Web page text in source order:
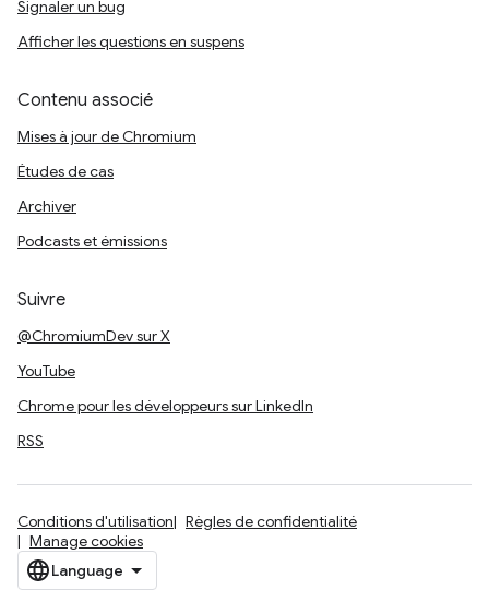
Signaler un bug
Afficher les questions en suspens
Contenu associé
Mises à jour de Chromium
Études de cas
Archiver
Podcasts et émissions
Suivre
@ChromiumDev sur X
YouTube
Chrome pour les développeurs sur LinkedIn
RSS
Conditions d'utilisation
Règles de confidentialité
Manage cookies